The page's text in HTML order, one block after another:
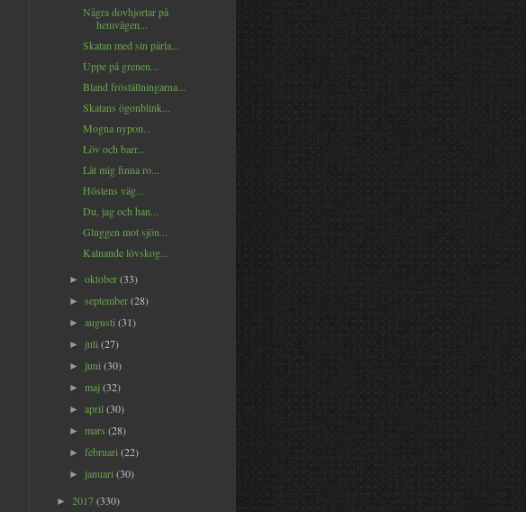
Några dovhjortar på
hemvägen...
Skatan med sin pärla...
Uppe på grenen...
Bland fröställningarna...
Skatans ögonblink...
Mogna nypon...
Löv och barr...
Låt mig finna ro...
Höstens väg...
Du, jag och han...
Gluggen mot sjön...
Kalnande lövskog...
►oktober(33)
►september(28)
►augusti(31)
► juli(27)
► juni(30)
►maj(32)
►april(30)
►mars(28)
►februari(22)
► januari(30)
► 2017(330)